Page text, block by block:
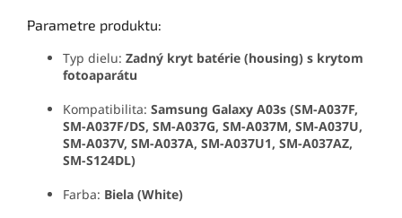
Parametre produktu:
Typ dielu: Zadný kryt batérie (housing) s krytom
fotoaparátu
Kompatibilita: Samsung Galaxy A03s (SM-A037F,
SM-A037F/DS, SM-A037G, SM-A037M, SM-A037U,
SM-A037V, SM-A037A, SM-A037U1, SM-A037AZ,
SM-S124DL)
Farba: Biela (White)